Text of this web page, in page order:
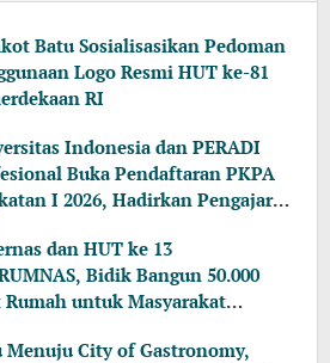
Batu Sosialisasikan Pedoman
Logo Resmi HUT ke-81
RI
Indonesia dan PERADI
Buka Pendaftaran PKPA
I 2026, Hadirkan Pengajar
dan HUT ke 13
Bidik Bangun 50.000
untuk Masyarakat
Menuju City of Gastronomy,